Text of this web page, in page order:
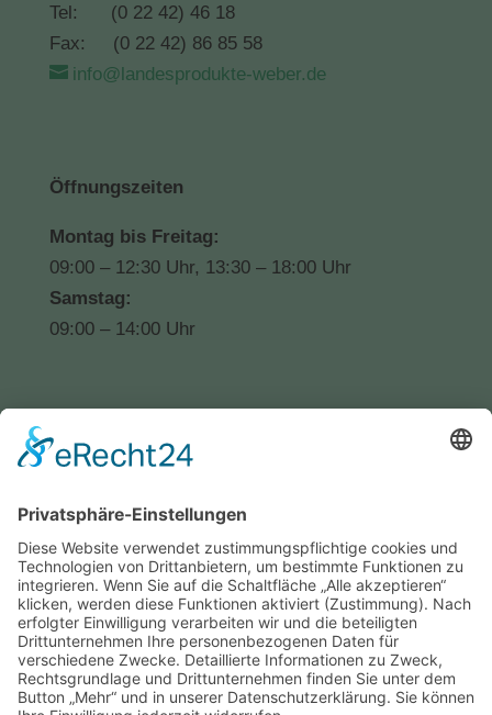
Tel: (0 22 42) 46 18
Fax: (0 22 42) 86 85 58
info@landesprodukte-weber.de
Öffnungszeiten
Montag bis Freitag:
09:00 – 12:30 Uhr, 13:30 – 18:00 Uhr
Samstag:
09:00 – 14:00 Uhr
Haben Sie Fragen, Anmerkungen
Dann schreiben Sie uns!
vielen Dank.
Kontaktformular